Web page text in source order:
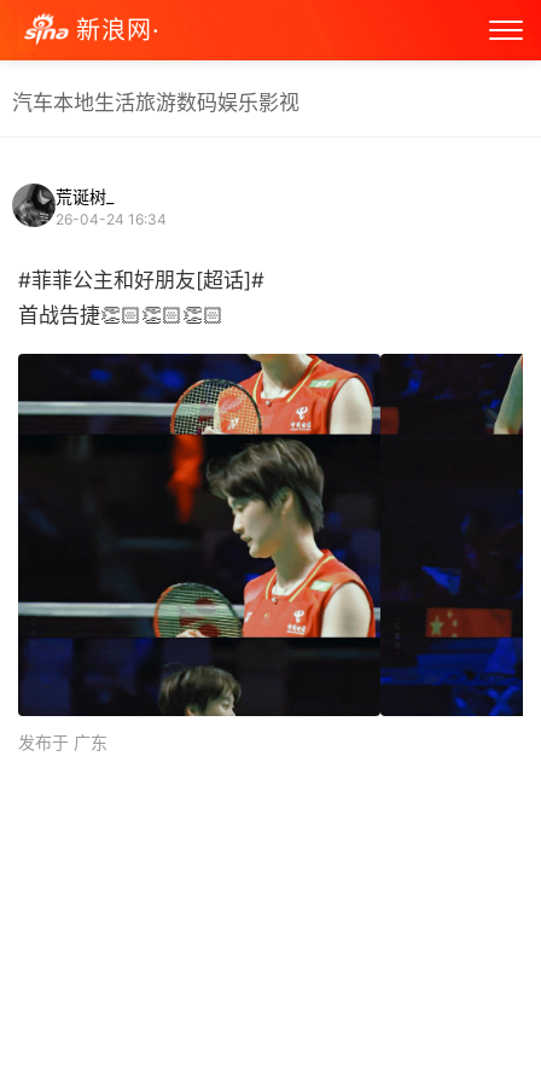
新浪网·
汽车本地生活旅游数码娱乐影视
荒诞树_
26-04-24 16:34
#菲菲公主和好朋友[超话]#
首战告捷👏🏻👏🏻👏🏻 ​
发布于 广东